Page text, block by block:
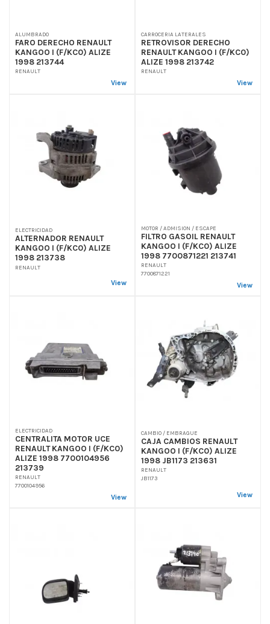
ALUMBRADO
FARO DERECHO RENAULT
KANGOO I (F/KC0) ALIZE
1998 213744
RENAULT
View
CARROCERIA LATERALES
RETROVISOR DERECHO
RENAULT KANGOO I (F/KC0)
ALIZE 1998 213742
RENAULT
View
ELECTRICIDAD
ALTERNADOR RENAULT
KANGOO I (F/KC0) ALIZE
1998 213738
RENAULT
View
MOTOR / ADMISION / ESCAPE
FILTRO GASOIL RENAULT
KANGOO I (F/KC0) ALIZE
1998 7700871221 213741
RENAULT
7700871221
View
ELECTRICIDAD
CENTRALITA MOTOR UCE
RENAULT KANGOO I (F/KC0)
ALIZE 1998 7700104956
213739
RENAULT
7700104956
View
CAMBIO / EMBRAGUE
CAJA CAMBIOS RENAULT
KANGOO I (F/KC0) ALIZE
1998 JB1173 213631
RENAULT
JB1173
View